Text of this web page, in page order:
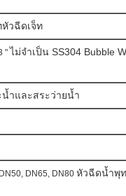
วฉีดเจ็ท
" ไม่จำเป็น SS304 Bubble
ำและสระว่ายน้ำ
DN65, DN80 หัวฉีดน้ำพุ